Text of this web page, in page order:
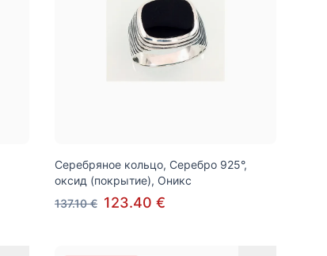
Серебряное кольцо, Серебро 925°,
оксид (покрытие), Оникс
137.10 € 123.40 €